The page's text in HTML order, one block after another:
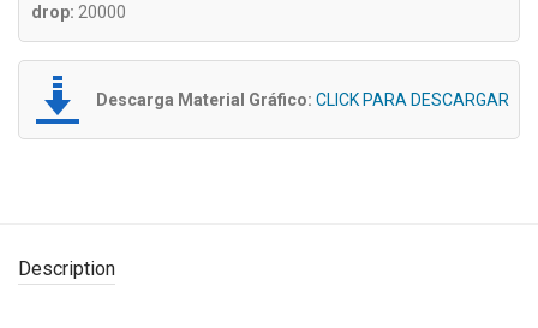
drop: 20000
Descarga Material Gráfico: CLICK PARA DESCARGAR
Description